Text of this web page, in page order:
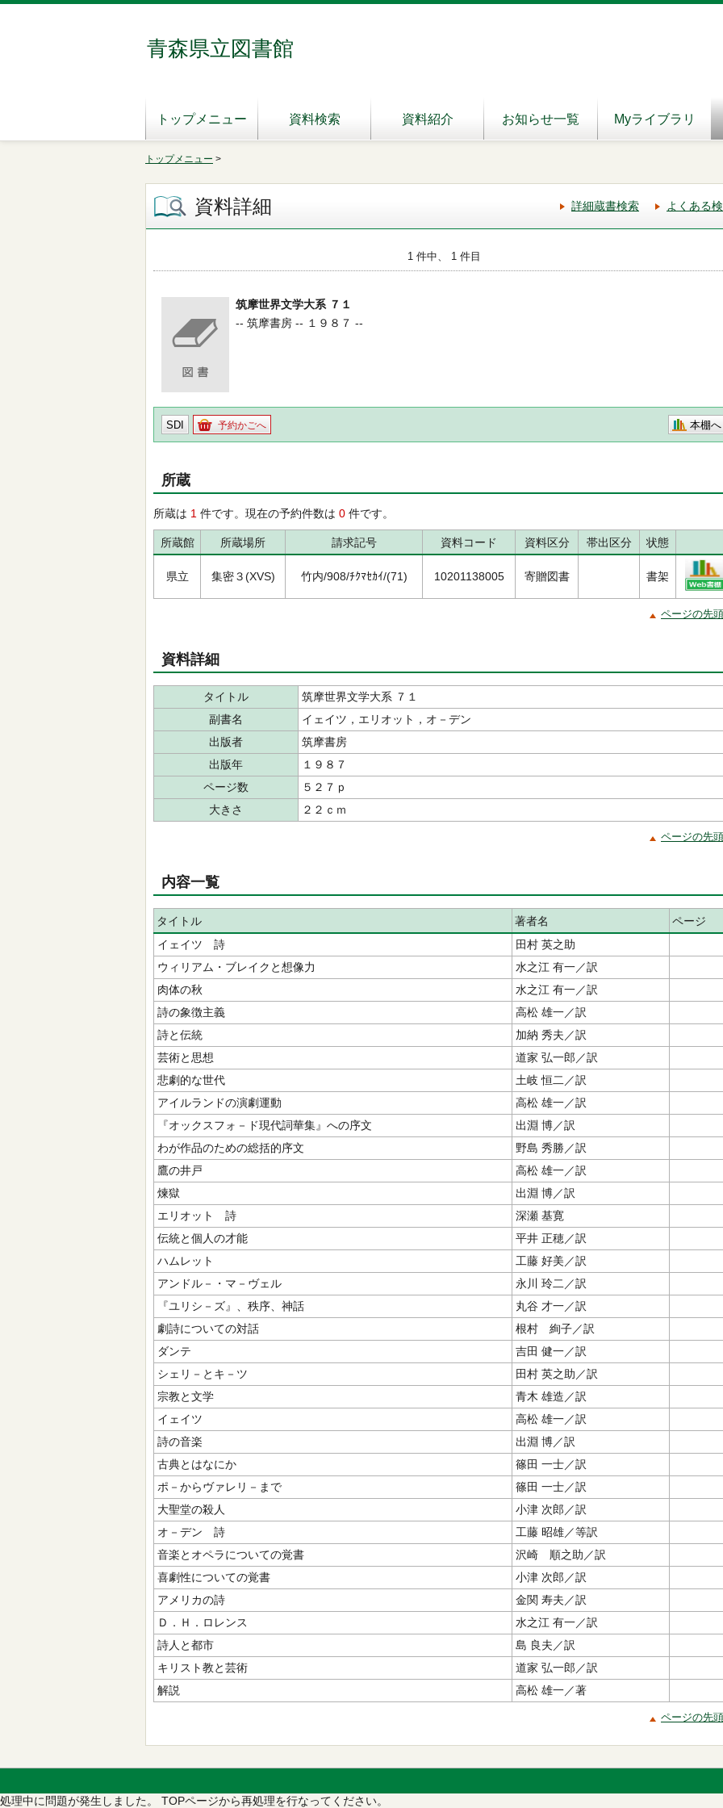
青森県立図書館
トップメニュー 資料検索 資料紹介 お知らせ一覧 Myライブラリ
トップメニュー >
資料詳細 詳細蔵書検索 よくある
1 件中、 1 件目
筑摩世界文学大系 ７１
-- 筑摩書房 -- １９８７ --
SDI 予約かごへ 本棚へ
所蔵
所蔵は 1 件です。現在の予約件数は 0 件です。
所蔵館 所蔵場所 請求記号 資料コード 資料区分 帯出区分 状態
県立 集密３(XVS) 竹内/908/ﾁｸﾏｾｶｲ/(71) 10201138005 寄贈図書 書架
ページの先
資料詳細
タイトル
筑摩世界文学大系 ７１
副書名
イェイツ，エリオット，オ－デン
出版者
筑摩書房
出版年
１９８７
ページ数
５２７ｐ
大きさ
２２ｃｍ
ページの先
内容一覧
タイトル 著者名
ページ
イェイツ 詩
田村 英之助
ウィリアム・ブレイクと想像力
水之江 有一／訳
肉体の秋
水之江 有一／訳
詩の象徴主義
高松 雄一／訳
詩と伝統
加納 秀夫／訳
芸術と思想
道家 弘一郎／訳
悲劇的な世代
土岐 恒二／訳
アイルランドの演劇運動
高松 雄一／訳
『オックスフォ－ド現代詞華集』への序文
出淵 博／訳
わが作品のための総括的序文
野島 秀勝／訳
鷹の井戸
高松 雄一／訳
煉獄
出淵 博／訳
エリオット 詩
深瀬 基寛
伝統と個人の才能
平井 正穂／訳
ハムレット
工藤 好美／訳
アンドル－・マ－ヴェル
永川 玲二／訳
『ユリシ－ズ』、秩序、神話
丸谷 才一／訳
劇詩についての対話
根村 絢子／訳
ダンテ
吉田 健一／訳
シェリ－とキ－ツ
田村 英之助／訳
宗教と文学
青木 雄造／訳
イェイツ
高松 雄一／訳
詩の音楽
出淵 博／訳
古典とはなにか
篠田 一士／訳
ポ－からヴァレリ－まで
篠田 一士／訳
大聖堂の殺人
小津 次郎／訳
オ－デン 詩
工藤 昭雄／等訳
音楽とオペラについての覚書
沢崎 順之助／訳
喜劇性についての覚書
小津 次郎／訳
アメリカの詩
金関 寿夫／訳
Ｄ．Ｈ．ロレンス
水之江 有一／訳
詩人と都市
島 良夫／訳
キリスト教と芸術
道家 弘一郎／訳
解説
高松 雄一／著
ページの先
処理中に問題が発生しました。 TOPページから再処理を行なってください。